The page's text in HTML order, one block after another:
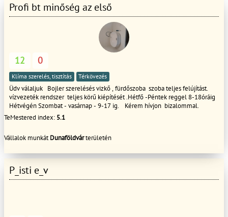
Profi bt minőség az első
12 0
Klíma szerelés, tisztítás Térkövezés
Üdv válaljuk Bojler szerelésés vizkő , fürdőszoba szoba teljes felújítást.
vízvezeték rendszer teljes körű kiépítését .Hétfő -Péntek reggel 8-18óráig
Hétvégén Szombat - vasárnap - 9-17 ig. Kérem hívjon bizalommal.
TeMestered index: 5.1
Vállalok munkátDunaföldvárterületén
P_isti e_v